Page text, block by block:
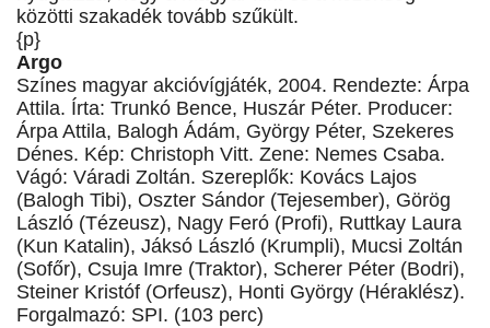
közötti szakadék tovább szűkült.
{p}
Argo
Színes magyar akcióvígjáték, 2004. Rendezte: Árpa
Attila. Írta: Trunkó Bence, Huszár Péter. Producer:
Árpa Attila, Balogh Ádám, György Péter, Szekeres
Dénes. Kép: Christoph Vitt. Zene: Nemes Csaba.
Vágó: Váradi Zoltán. Szereplők: Kovács Lajos
(Balogh Tibi), Oszter Sándor (Tejesember), Görög
László (Tézeusz), Nagy Feró (Profi), Ruttkay Laura
(Kun Katalin), Jáksó László (Krumpli), Mucsi Zoltán
(Sofőr), Csuja Imre (Traktor), Scherer Péter (Bodri),
Steiner Kristóf (Orfeusz), Honti György (Héraklész).
Forgalmazó: SPI. (103 perc)